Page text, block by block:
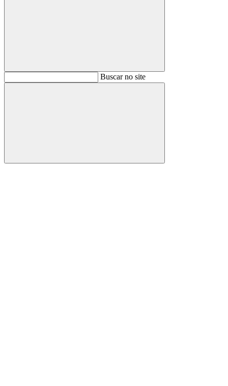
BuscarBuscar no site
Buscar